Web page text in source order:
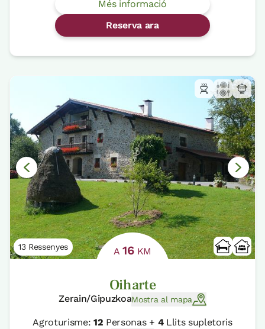
Més informació
Reserva ara
13 Ressenyes A16KM
Oiharte
Zerain/GipuzkoaMostra al mapa
Agroturisme:12 Personas + 4Llits supletoris